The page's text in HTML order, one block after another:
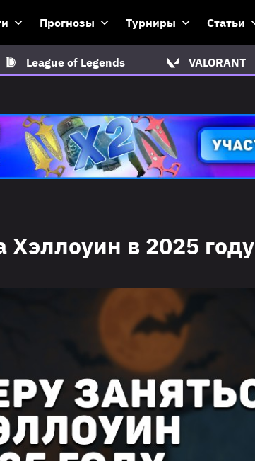
Прогнозы Турниры Статьи
League of Legends VALORANT
Хэллоуин в 2025 году